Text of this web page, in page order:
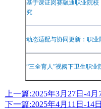
基于课证岗赛融通职业院
究
动态适配与协同更新：职
“三全育人”视阈下卫生职业
上一篇:2025年3月27日-4
下一篇:2025年4月11日-14